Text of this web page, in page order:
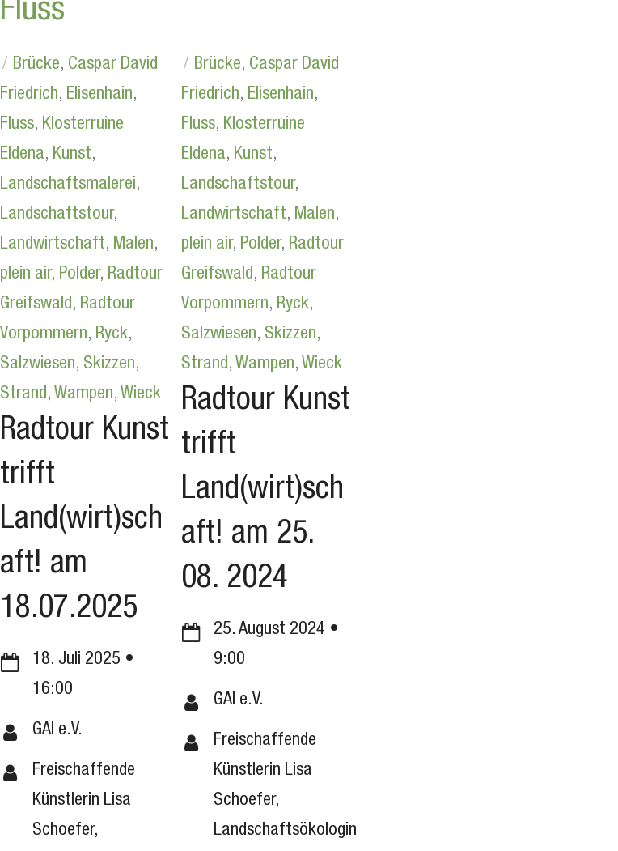
Fluss
Brücke, Caspar David
Friedrich, Elisenhain,
Fluss, Klosterruine
Eldena, Kunst,
Landschaftsmalerei,
Landschaftstour,
Landwirtschaft, Malen,
plein air, Polder, Radtour
Greifswald, Radtour
Vorpommern, Ryck,
Salzwiesen, Skizzen,
Strand, Wampen, Wieck
Radtour Kunst
trifft
Land(wirt)sch
aft! am
18.07.2025
18. Juli 2025
16:00
GAI e.V.
Freischaffende
Künstlerin Lisa
Schoefer,
Brücke, Caspar David
Friedrich, Elisenhain,
Fluss, Klosterruine
Eldena, Kunst,
Landschaftstour,
Landwirtschaft, Malen,
plein air, Polder, Radtour
Greifswald, Radtour
Vorpommern, Ryck,
Salzwiesen, Skizzen,
Strand, Wampen, Wieck
Radtour Kunst
trifft
Land(wirt)sch
aft! am 25.
08. 2024
25. August 2024
9:00
GAI e.V.
Freischaffende
Künstlerin Lisa
Schoefer,
Landschaftsökologin